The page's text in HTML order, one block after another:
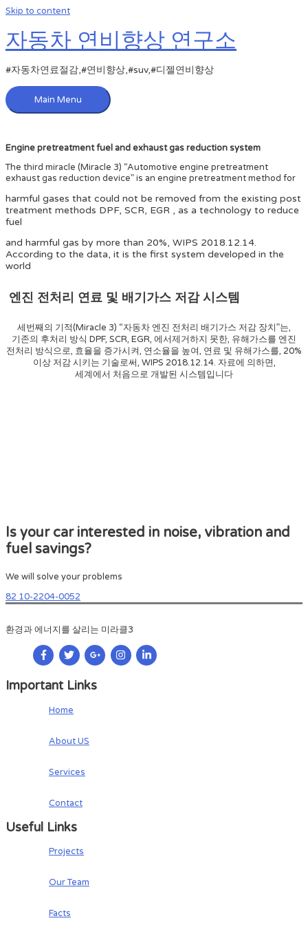
Skip to content
자동차 연비향상 연구소
#자동차연료절감,#연비향상,#suv,#디젤연비향상
Main Menu
Engine pretreatment fuel and exhaust gas reduction system
The third miracle (Miracle 3) “Automotive engine pretreatment
exhaust gas reduction device” is an engine pretreatment method for
harmful gases that could not be removed from the existing post
treatment methods DPF, SCR, EGR , as a technology to reduce
fuel
and harmful gas by more than 20%, WIPS 2018.12.14.
According to the data, it is the first system developed in the
world
엔진 전처리 연료 및 배기가스 저감 시스템
세번째의 기적(Miracle 3) “자동차 엔진 전처리 배기가스 저감 장치”는,
기존의 후처리 방식 DPF, SCR, EGR, 에서제거하지 못한, 유해가스를 엔진
전처리 방식으로, 효율을 증가시켜, 연소율을 높여, 연료 및 유해가스를, 20%
이상 저감 시키는 기술로써, WIPS 2018.12.14. 자료에 의하면,
세계에서 처음으로 개발된 시스템입니다
Is your car interested in noise, vibration and
fuel savings?
We will solve your problems
82 10-2204-0052
환경과 에너지를 살리는 미라클3
Important Links
Home
About US
Services
Contact
Useful Links
Projects
Our Team
Facts